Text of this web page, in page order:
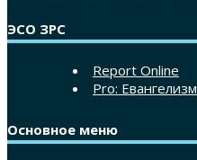
ЭСО ЗРС
Report Online
Pro: Евангелизм
Основное меню